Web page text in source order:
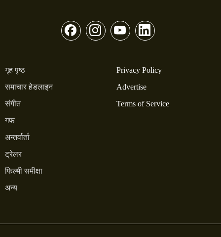
गृह पृष्ठ
समाचार हेडलाइन
संगीत
गफ
अन्तर्वार्ता
ट्रेलर
फिल्मी समीक्षा
अन्य
Privacy Policy
Advertise
Terms of Service